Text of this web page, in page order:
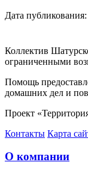
Дата
Коллектив
ограниченными
Помощь
домашних дел и
Проект
Контакты Карта
О компании